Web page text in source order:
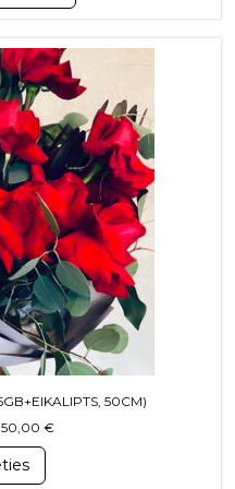
50CM)
€Price range: 84,00 €
product has multiple variants.